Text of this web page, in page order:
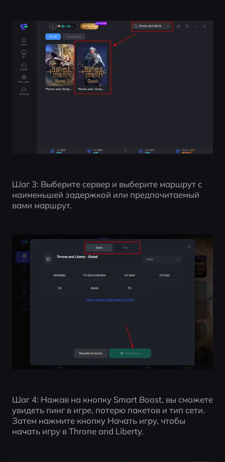
Шаг 3: Выберите сервер и выберите маршрут с
наименьшей задержкой или предпочитаемый
вами маршрут.
Шаг 4: Нажав на кнопку Smart Boost, вы сможете
увидеть пинг в игре, потерю пакетов и тип сети.
Затем нажмите кнопку Начать игру, чтобы
начать игру в Throne and Liberty.